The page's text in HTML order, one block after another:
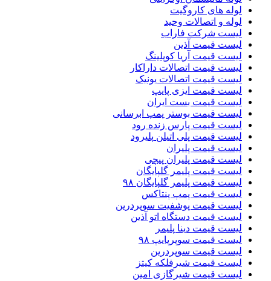
لوله های کاروگیت
لوله و اتصالات وحید
لیست شرکت فاراب
لیست قیمت آذین
لیست قیمت آریا کوپلینگ
لیست قیمت اتصالات داراکار
لیست قیمت اتصالات یونیک
لیست قیمت ایزی پایپ
لیست قیمت بست ایران
لیست قیمت بوستر پمپ ابرسانی
لیست قیمت پارس زنده رود
لیست قیمت پلی اتیلن پلیرود
لیست قیمت پلیران
لیست قیمت پلیران پیچی
لیست قیمت پلیمر گلپایگان
لیست قیمت پلیمر گلپایگان ۹۸
لیست قیمت پمپ پنتاکس
لیست قیمت پوشفیت سوپردرین
لیست قیمت دستگاه اتو آذین
لیست قیمت دینا پلیمر
لیست قیمت سوپرپایپ ۹۸
لیست قیمت سوپردرین
لیست قیمت شیرفلکه کیتز
لیست قیمت شیرگازی امین